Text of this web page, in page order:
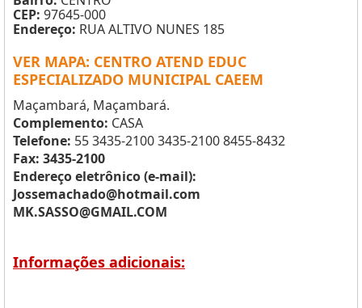
CEP: 97645-000
Endereço: RUA ALTIVO NUNES 185
VER MAPA: CENTRO ATEND EDUC
ESPECIALIZADO MUNICIPAL CAEEM
Maçambará, Maçambará.
Complemento: CASA
Telefone: 55 3435-2100 3435-2100 8455-8432
Fax: 3435-2100
Endereço eletrônico (e-mail):
Jossemachado@hotmail.com
MK.SASSO@GMAIL.COM
Informações adicionais: